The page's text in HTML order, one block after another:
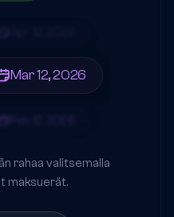
Mar 12, 2026
rahaa valitsemalla
maksuerät.